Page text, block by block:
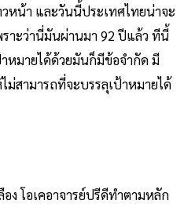
หน้า และวันนี้ประเทศไทยน่าจะ
าะว่านี่มันผ่านมา 92 ปีแล้ว ทีนี้
าหมายได้ด้วยมันก็มีข้อจำกัด มี
ม่สามารถที่จะบรรลุเป้าหมายได้
ง โอเคอาจารย์ปรีดีทำตามหลัก